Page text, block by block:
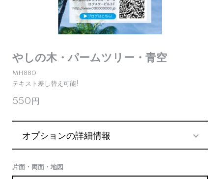
やしの木・パームツリー・青空
MH880
テキスト差し替え可能!
550円
オプションの詳細情報
片面・両面・地図